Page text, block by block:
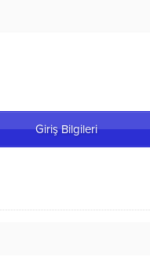
Giriş Bilgileri